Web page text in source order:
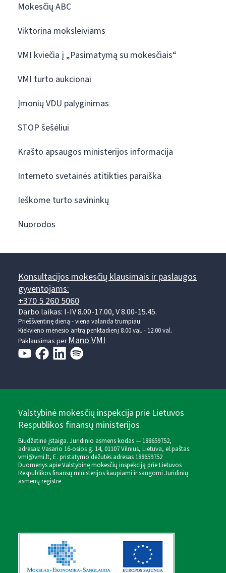
Mokesčių ABC
Viktorina moksleiviams
VMI kviečia į „Pasimatymą su mokesčiais“
VMI turto aukcionai
Įmonių VDU palyginimas
STOP šešėliui
Krašto apsaugos ministerijos informacija
Interneto svetainės atitikties paraiška
Ieškome turto savininkų
Nuorodos
Konsultacijos mokesčių klausimais ir paslaugos
gyventojams:
+370 5 260 5060
Darbo laikas: I-IV 8.00-17.00, V 8.00-15.45.
Prieššventinę dieną - viena valanda trumpiau.
Kiekvieno mėnesio antrą penktadienį 8.00 val. - 12.00 val.
Paklausimas perMano VMI
Valstybinė mokesčių inspekcija prie Lietuvos
Respublikos finansų ministerijos
Biudžetinė įstaiga. Juridinio asmens kodas — 188659752,
adresas: Vasario 16-osios g. 14, 01107 Vilnius, Lietuva, el.paštas:
vmi@vmi.lt, E. pristatymo dėžutės adresas 188659752
Duomenys apie Valstybinę mokesčių inspekciją prie Lietuvos
Respublikos finansų ministerijos kaupiami ir saugomi Juridinių
asmenų registre